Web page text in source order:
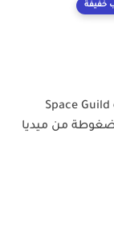
خفيفة
تحميل لعبة Space Guild
من ميديا